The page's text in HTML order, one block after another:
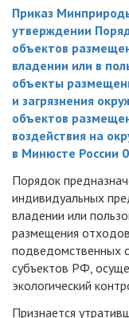
Приказ
утверждении
объектов
владении или в
объекты
и загрязнения
объектов
воздействия на
в Минюсте России
Порядок
индивидуальных
владении или
размещения
подведомственных
субъектов РФ,
экологический
Признается